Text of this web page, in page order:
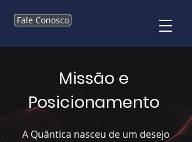
Fale Conosco
Missão e
Posicionamento
A Quântica nasceu de um desejo